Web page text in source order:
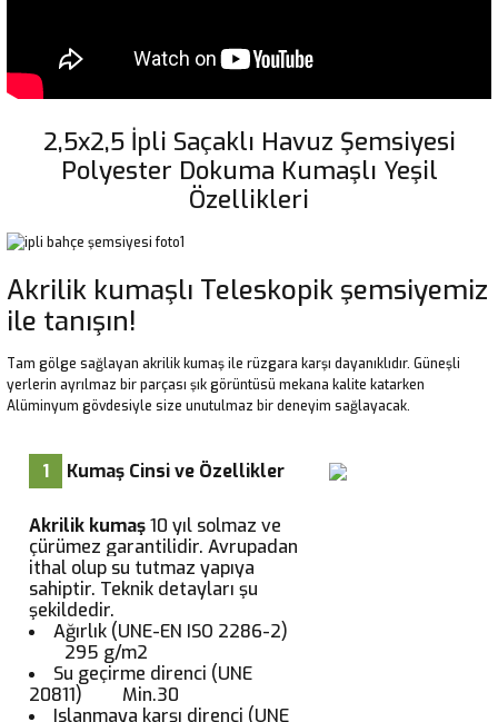
2,5x2,5 İpli Saçaklı Havuz Şemsiyesi
Polyester Dokuma Kumaşlı Yeşil
Özellikleri
Akrilik kumaşlı Teleskopik şemsiyemiz
ile tanışın!
Tam gölge sağlayan akrilik kumaş ile rüzgara karşı dayanıklıdır. Güneşli
yerlerin ayrılmaz bir parçası şık görüntüsü mekana kalite katarken
Alüminyum gövdesiyle size unutulmaz bir deneyim sağlayacak.
1 Kumaş Cinsi ve Özellikler
Akrilik kumaş10 yıl solmaz ve
çürümez garantilidir. Avrupadan
ithal olup su tutmaz yapıya
sahiptir. Teknik detayları şu
şekildedir.
Ağırlık (UNE-EN ISO 2286-2)
295 g/m2
Su geçirme direnci (UNE
20811) Min.30
Islanmaya karşı direnci (UNE